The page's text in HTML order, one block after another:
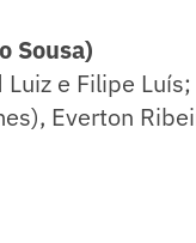
Sousa)
e Filipe
Everton